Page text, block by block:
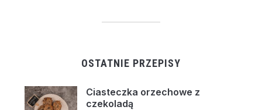
OSTATNIE PRZEPISY
Ciasteczka orzechowe z
czekoladą